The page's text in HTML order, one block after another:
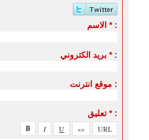
الاسم * :
بريد الكتروني * :
موقع انترنت :
تعليق * :